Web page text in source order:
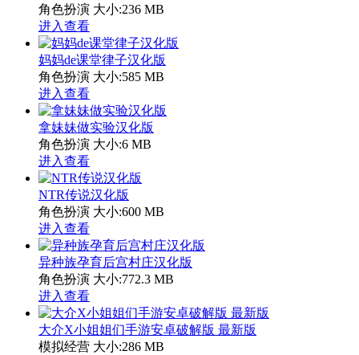
角色扮演 大小:236 MB
进入查看
妈妈de课堂律子汉化版
角色扮演 大小:585 MB
进入查看
拿妹妹做实验汉化版
角色扮演 大小:6 MB
进入查看
NTR传说汉化版
角色扮演 大小:600 MB
进入查看
异种族孕育后宫村庄汉化版
角色扮演 大小:772.3 MB
进入查看
大介X小姐姐们手游安卓破解版 最新版
模拟经营 大小:286 MB